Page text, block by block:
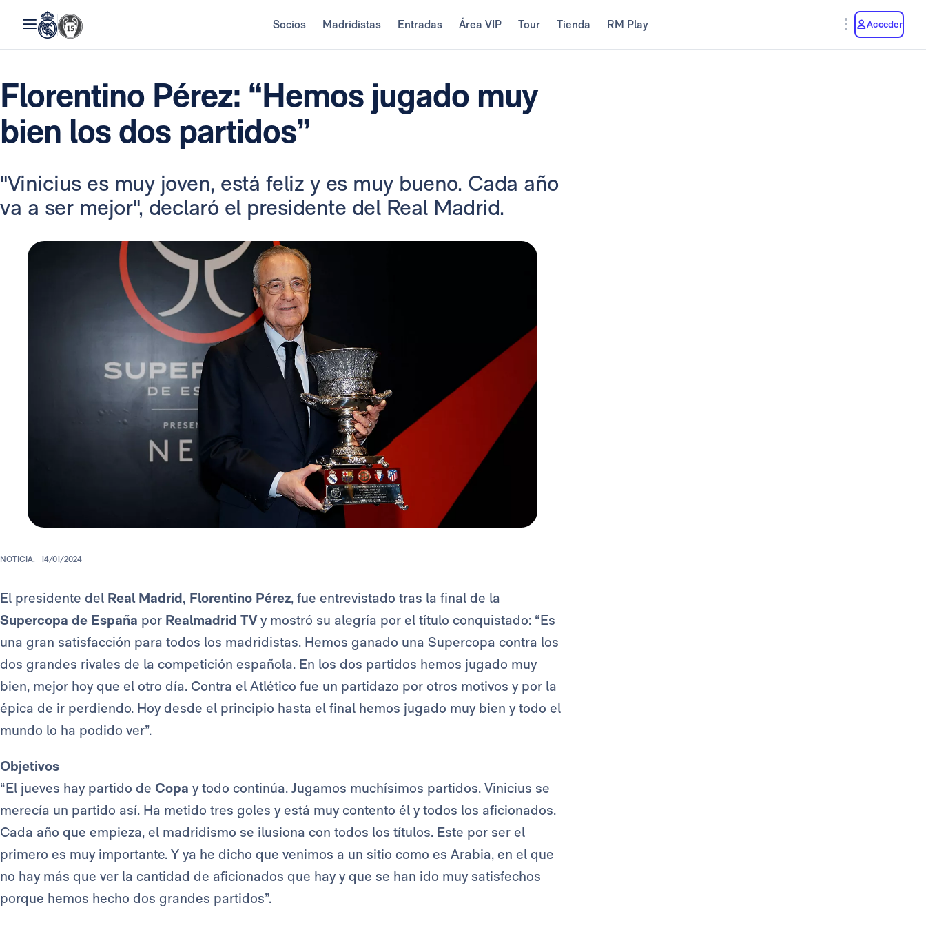
Socios Madridistas Entradas Área VIP Tour Tienda RM Play Acceder
Florentino Pérez: “Hemos jugado muy
bien los dos partidos”
"Vinicius es muy joven, está feliz y es muy bueno. Cada año
va a ser mejor", declaró el presidente del Real Madrid.
NOTICIA. 14/01/2024
El presidente del Real Madrid, Florentino Pérez, fue entrevistado tras la final de la
Supercopa de España por Realmadrid TVy mostró su alegría por el título conquistado: “Es
una gran satisfacción para todos los madridistas. Hemos ganado una Supercopa contra los
dos grandes rivales de la competición española. En los dos partidos hemos jugado muy
bien, mejor hoy que el otro día. Contra el Atlético fue un partidazo por otros motivos y por la
épica de ir perdiendo. Hoy desde el principio hasta el final hemos jugado muy bien y todo el
mundo lo ha podido ver”.
Objetivos
“El jueves hay partido de Copa y todo continúa. Jugamos muchísimos partidos. Vinicius se
merecía un partido así. Ha metido tres goles y está muy contento él y todos los aficionados.
Cada año que empieza, el madridismo se ilusiona con todos los títulos. Este por ser el
primero es muy importante. Y ya he dicho que venimos a un sitio como es Arabia, en el que
no hay más que ver la cantidad de aficionados que hay y que se han ido muy satisfechos
porque hemos hecho dos grandes partidos”.